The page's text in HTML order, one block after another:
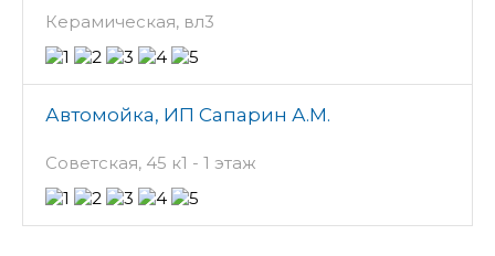
Керамическая, вл3
Автомойка, ИП Сапарин А.М.
Советская, 45 к1 - 1 этаж